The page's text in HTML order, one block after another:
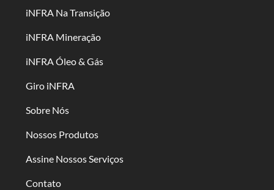
iNFRA Na Transição
iNFRA Mineração
iNFRA Óleo & Gás
Giro iNFRA
Sobre Nós
Nossos Produtos
Assine Nossos Serviços
Contato